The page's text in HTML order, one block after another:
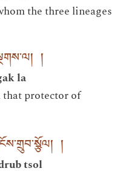
the three lineages
།
la
protector of
།
tsol